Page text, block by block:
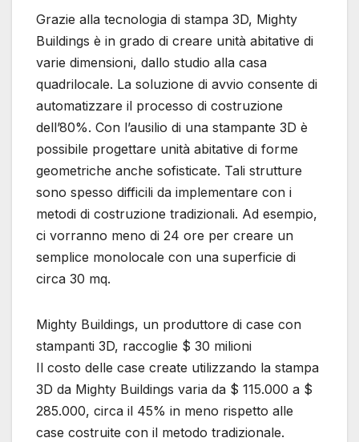
Grazie alla tecnologia di stampa 3D, Mighty
Buildings è in grado di creare unità abitative di
varie dimensioni, dallo studio alla casa
quadrilocale. La soluzione di avvio consente di
automatizzare il processo di costruzione
dell’80%. Con l’ausilio di una stampante 3D è
possibile progettare unità abitative di forme
geometriche anche sofisticate. Tali strutture
sono spesso difficili da implementare con i
metodi di costruzione tradizionali. Ad esempio,
ci vorranno meno di 24 ore per creare un
semplice monolocale con una superficie di
circa 30 mq.
Mighty Buildings, un produttore di case con
stampanti 3D, raccoglie $ 30 milioni
Il costo delle case create utilizzando la stampa
3D da Mighty Buildings varia da $ 115.000 a $
285.000, circa il 45% in meno rispetto alle
case costruite con il metodo tradizionale.